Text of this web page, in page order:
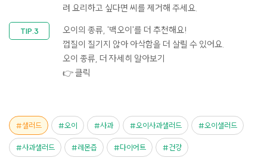
려 요리하고 싶다면 씨를 제거해 주세요.​
오이의 종류, '백오이'를 더 추천해요!
껍질이 질기지 않아 아삭함을 더 살릴 수 있어요.
오이 종류, 더 자세히 알아보기
👉 클릭
샐러드 오이 사과 오이사과샐러드 오이샐러드
사과샐러드 레몬즙 다이어트 건강